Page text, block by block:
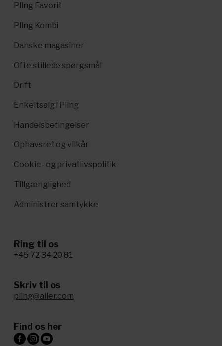
Pling Favorit
Pling Kombi
Danske magasiner
Ofte stillede spørgsmål
Drift
Enkeltsalg i Pling
Handelsbetingelser
Ophavsret og vilkår
Cookie- og privatlivspolitik
Tillgænglighed
Administrer samtykke
Ring til os
+45 72 34 20 81
Skriv til os
pling@aller.com
Find os her